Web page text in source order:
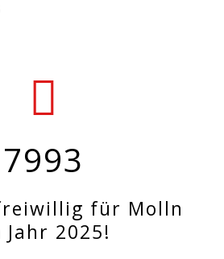
7993
für Molln
Jahr 2025!